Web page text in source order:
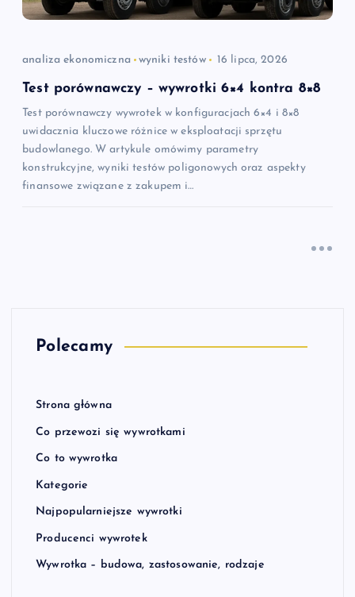
analiza ekonomiczna wyniki testów 16 lipca, 2026
Test porównawczy – wywrotki 6×4 kontra 8×8
Test porównawczy wywrotek w konfiguracjach 6×4 i 8×8
uwidacznia kluczowe różnice w eksploatacji sprzętu
budowlanego. W artykule omówimy parametry
konstrukcyjne, wyniki testów poligonowych oraz aspekty
finansowe związane z zakupem i…
Polecamy
Strona główna
Co przewozi się wywrotkami
Co to wywrotka
Kategorie
Najpopularniejsze wywrotki
Producenci wywrotek
Wywrotka – budowa, zastosowanie, rodzaje